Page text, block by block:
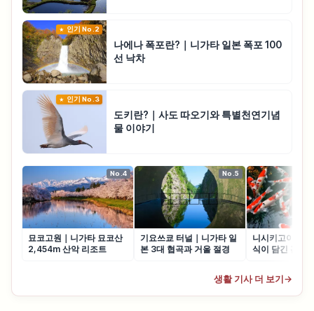
인기 No.2
나에나 폭포란?｜니가타 일본 폭포 100
선 낙차
인기 No.3
도키란?｜사도 따오기와 특별천연기념
물 이야기
No.4
묘코고원｜니가타 묘코산
2,454m 산악 리조트
No.5
기요쓰쿄 터널｜니가타 일
본 3대 협곡과 거울 절경
니시키고이란?
식이 담긴 관상
생활 기사 더 보기 →